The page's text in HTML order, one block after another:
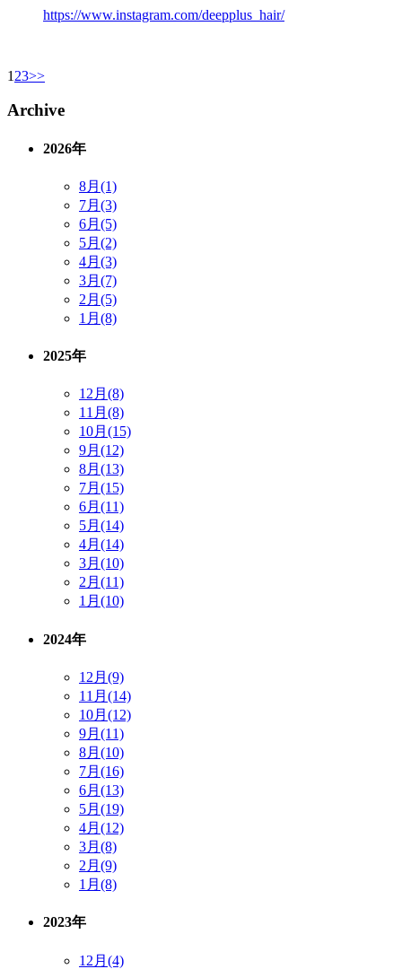
https://www.instagram.com/deepplus_hair/
1 23>>
Archive
2026年
8月(1)
7月(3)
6月(5)
5月(2)
4月(3)
3月(7)
2月(5)
1月(8)
2025年
12月(8)
11月(8)
10月(15)
9月(12)
8月(13)
7月(15)
6月(11)
5月(14)
4月(14)
3月(10)
2月(11)
1月(10)
2024年
12月(9)
11月(14)
10月(12)
9月(11)
8月(10)
7月(16)
6月(13)
5月(19)
4月(12)
3月(8)
2月(9)
1月(8)
2023年
12月(4)